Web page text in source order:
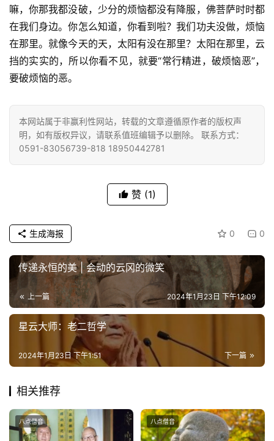
益
慈
善
佛
教
寺
视
频
纪
录
佛
艺
术
政
策
法
登录 注册
嘛，你那我都没破，少分的烦恼都没有降服，佛菩萨时时都
在我们身边。你怎么知道，你看到啦？我们功夫没做，烦恼
在那里。就像今天的天，太阳有没在那里？太阳在那里，云
挡的实实的，所以你看不见，就要“常行精进，破烦恼恶”，
要破烦恼的恶。
本网站属于非赢利性网站，转载的文章遵循原作者的版权声
明，如有版权异议，请联系值班编辑予以删除。 联系方式：
0591-83056739-818 18950442781
赞 (1)
0 0
生成海报
传递永恒的美 | 会动的云冈的微笑
上一篇 2024年1月23日 下午12:09
星云大师：老二哲学
下一篇
2024年1月23日 下午1:51
相关推荐
八点僧音 八点僧音